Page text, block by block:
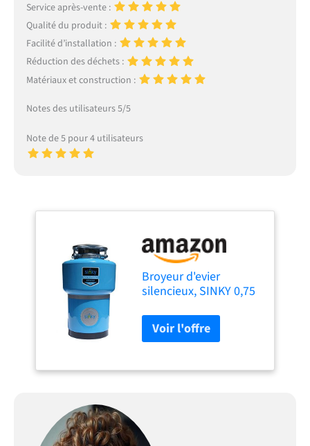
Service après-vente :
Qualité du produit :
Facilité d’installation :
Réduction des déchets :
Matériaux et construction :
Notes des utilisateurs 5/5
Note de 5 pour 4 utilisateurs
Broyeur d'evier
silencieux, SINKY 0,75
couleurs disponibles.
Livraison offerte.